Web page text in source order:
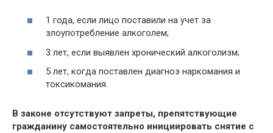
1 года, если лицо поставили на учет за
злоупотребление алкоголем;
3 лет, если выявлен хронический алкоголизм;
5 лет, когда поставлен диагноз наркомания и
токсикомания.
В законе отсутствуют запреты, препятствующие
гражданину самостоятельно инициировать снятие с